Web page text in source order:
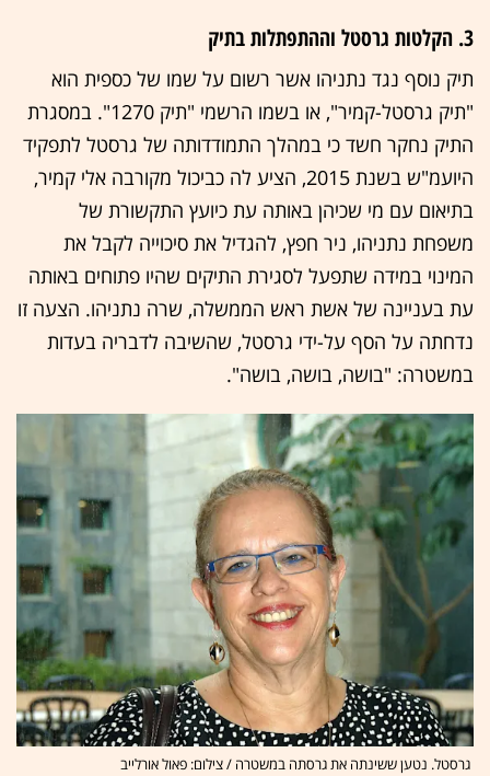
3. הקלטות גרסטל וההתפתלות בתיק
תיק נוסף נגד נתניהו אשר רשום על שמו של כספית הוא
"תיק גרסטל-קמיר", או בשמו הרשמי "תיק 1270". במסגרת
התיק נחקר חשד כי במהלך התמודדותה של גרסטל לתפקיד
היועמ"ש בשנת 2015, הציע לה כביכול מקורבה אלי קמיר,
בתיאום עם מי שכיהן באותה עת כיועץ התקשורת של
משפחת נתניהו, ניר חפץ, להגדיל את סיכוייה לקבל את
המינוי במידה שתפעל לסגירת התיקים שהיו פתוחים באותה
עת בעניינה של אשת ראש הממשלה, שרה נתניהו. הצעה זו
נדחתה על הסף על-ידי גרסטל, שהשיבה לדבריה בעדות
במשטרה: "בושה, בושה, בושה".
גרסטל. נטען ששינתה את גרסתה במשטרה / צילום: פאול אורלייב